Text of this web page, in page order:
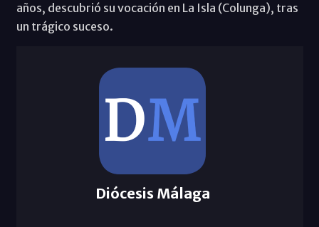
años, descubrió su vocación en La Isla (Colunga), tras
un trágico suceso.
Diócesis Málaga